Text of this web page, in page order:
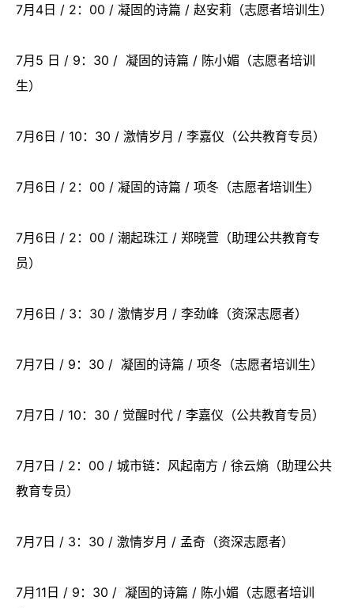
7月4日 / 2：00 / 凝固的诗篇 / 赵安莉（志愿者培训生）
7月5 日 / 9：30 / 凝固的诗篇 / 陈小媚（志愿者培训
生）
7月6日 / 10：30 / 激情岁月 / 李嘉仪（公共教育专员）
7月6日 / 2：00 / 凝固的诗篇 / 项冬（志愿者培训生）
7月6日 / 2：00 / 潮起珠江 / 郑晓萱（助理公共教育专
员）
7月6日 / 3：30 / 激情岁月 / 李劲峰（资深志愿者）
7月7日 / 9：30 / 凝固的诗篇 / 项冬（志愿者培训生）
7月7日 / 10：30 / 觉醒时代 / 李嘉仪（公共教育专员）
7月7日 / 2：00 / 城市链：风起南方 / 徐云熵（助理公共
教育专员）
7月7日 / 3：30 / 激情岁月 / 孟奇（资深志愿者）
7月11日 / 9：30 / 凝固的诗篇 / 陈小媚（志愿者培训